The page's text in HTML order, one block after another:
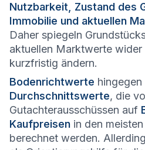
Nutzbarkeit, Zustand des
Immobilie und aktuellen
Daher spiegeln
aktuellen Marktwerte wider
kurzfristig ändern.
Bodenrichtwerte hingegen
Durchschnittswerte, die
Gutachterausschüssen auf
Kaufpreisen in den
berechnet werden.